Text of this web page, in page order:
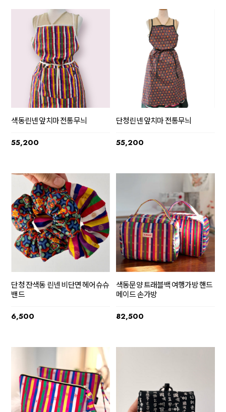
색동린넨 앞치마 전통무늬
55,200
단청린넨 앞치마 전통무늬
55,200
단청 잔색동 린넨 비단면 헤어슈슈
밴드
6,500
색동문양 트래블백 여행가방 핸드
메이드 손가방
82,500